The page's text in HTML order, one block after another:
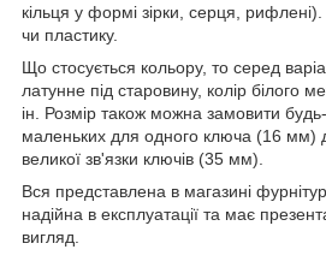
кільця у формі зірки, серця,
чи пластику.
Що стосується кольору, то серед
латунне під старовину, колір білого
ін. Розмір також можна замовити будь-
маленьких для одного ключа (16 мм)
великої зв'язки ключів (35 мм).
Вся представлена в магазині
надійна в експлуатації та має
вигляд.